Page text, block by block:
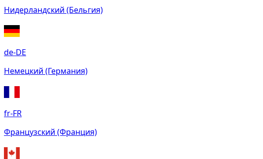
Нидерландский (Бельгия)
de-DE
Немецкий (Германия)
fr-FR
Французский (Франция)